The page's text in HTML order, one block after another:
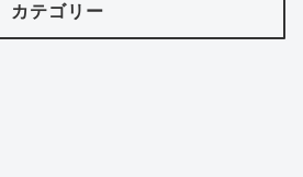
カテゴリー